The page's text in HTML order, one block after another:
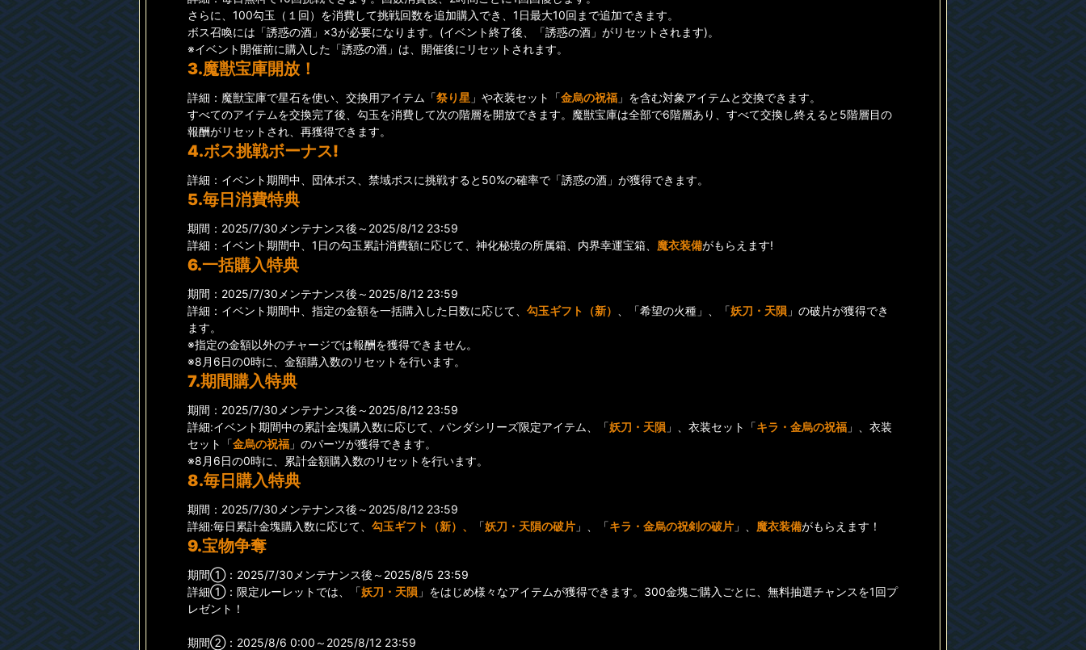
さらに、100勾玉（１回）を消費して挑戦回数を追加購入でき、1日最大10回まで追加できます。
ボス召喚には「誘惑の酒」×3が必要になります。(イベント終了後、「誘惑の酒」がリセットされます)。
※イベント開催前に購入した「誘惑の酒」は、開催後にリセットされます。
3.魔獣宝庫開放！
詳細：魔獣宝庫で星石を使い、交換用アイテム「祭り星 」や衣装セット「金烏の祝福 」を含む対象アイテムと交換できます。
すべてのアイテムを交換完了後、勾玉を消費して次の階層を開放できます。魔獣宝庫は全部で6階層あり、すべて交換し終えると5階層目の
報酬がリセットされ、再獲得できます。
4.ボス挑戦ボーナス!
詳細：イベント期間中、団体ボス、禁域ボスに挑戦すると50%の確率で「誘惑の酒」が獲得できます。
5.毎日消費特典
期間：2025/7/30メンテナンス後～2025/8/12 23:59
詳細：イベント期間中、1日の勾玉累計消費額に応じて、神化秘境の所属箱、内界幸運宝箱、 魔衣装備がもらえます!
6.一括購入特典
期間：2025/7/30メンテナンス後～2025/8/12 23:59
詳細：イベント期間中、指定の金額を一括購入した日数に応じて、 勾玉ギフト（新） 、「希望の火種」、「妖刀・天隕 」の破片が獲得でき
ます。
※指定の金額以外のチャージでは報酬を獲得できません。
※8月6日の0時に、金額購入数のリセットを行います。
7.期間購入特典
期間：2025/7/30メンテナンス後～2025/8/12 23:59
詳細:イベント期間中の累計金塊購入数に応じて、パンダシリーズ限定アイテム、「妖刀・天隕 」、衣装セット「キラ・金烏の祝福 」、衣装
セット「金烏の祝福 」のパーツが獲得できます。
※8月6日の0時に、累計金額購入数のリセットを行います。
8.毎日購入特典
期間：2025/7/30メンテナンス後～2025/8/12 23:59
詳細:毎日累計金塊購入数に応じて、 勾玉ギフト（新）、 「妖刀・天隕の破片 」、「キラ・金烏の祝剣の破片 」、 魔衣装備がもらえます！
9.宝物争奪
期間①：2025/7/30メンテナンス後～2025/8/5 23:59
詳細①：限定ルーレットでは、「妖刀・天隕 」をはじめ様々なアイテムが獲得できます。300金塊ご購入ごとに、無料抽選チャンスを1回プ
レゼント！
期間②：2025/8/6 0:00～2025/8/12 23:59